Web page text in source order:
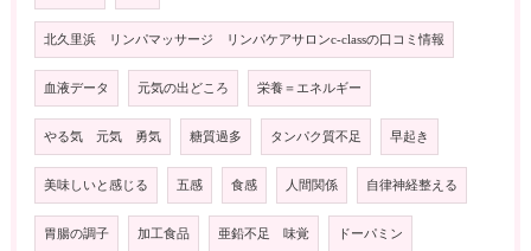
北久里浜 リンパマッサージ リンパケアサロンc-classの口コミ情報
血液データ 元気の出どころ 栄養＝エネルギー
やる気 元気 勇気 糖質過多 タンパク質不足 早起き
美味しいと感じる 五感 食感 人間関係 自律神経整える
胃腸の調子 加工食品 亜鉛不足 味覚 ドーパミン